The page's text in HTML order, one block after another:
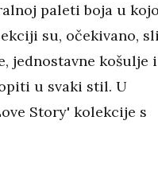
paleti boja u
su, očekivano,
jednostavne košulje i
u svaki stil. U
Story' kolekcije s